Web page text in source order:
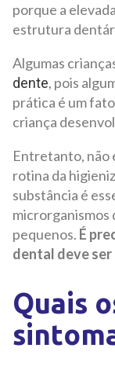
porque a
estrutura
Algumas
dente, pois
prática é um
criança
Entretanto, não
rotina da
substância é
microrganismos
pequenos. É
dental deve
Quais